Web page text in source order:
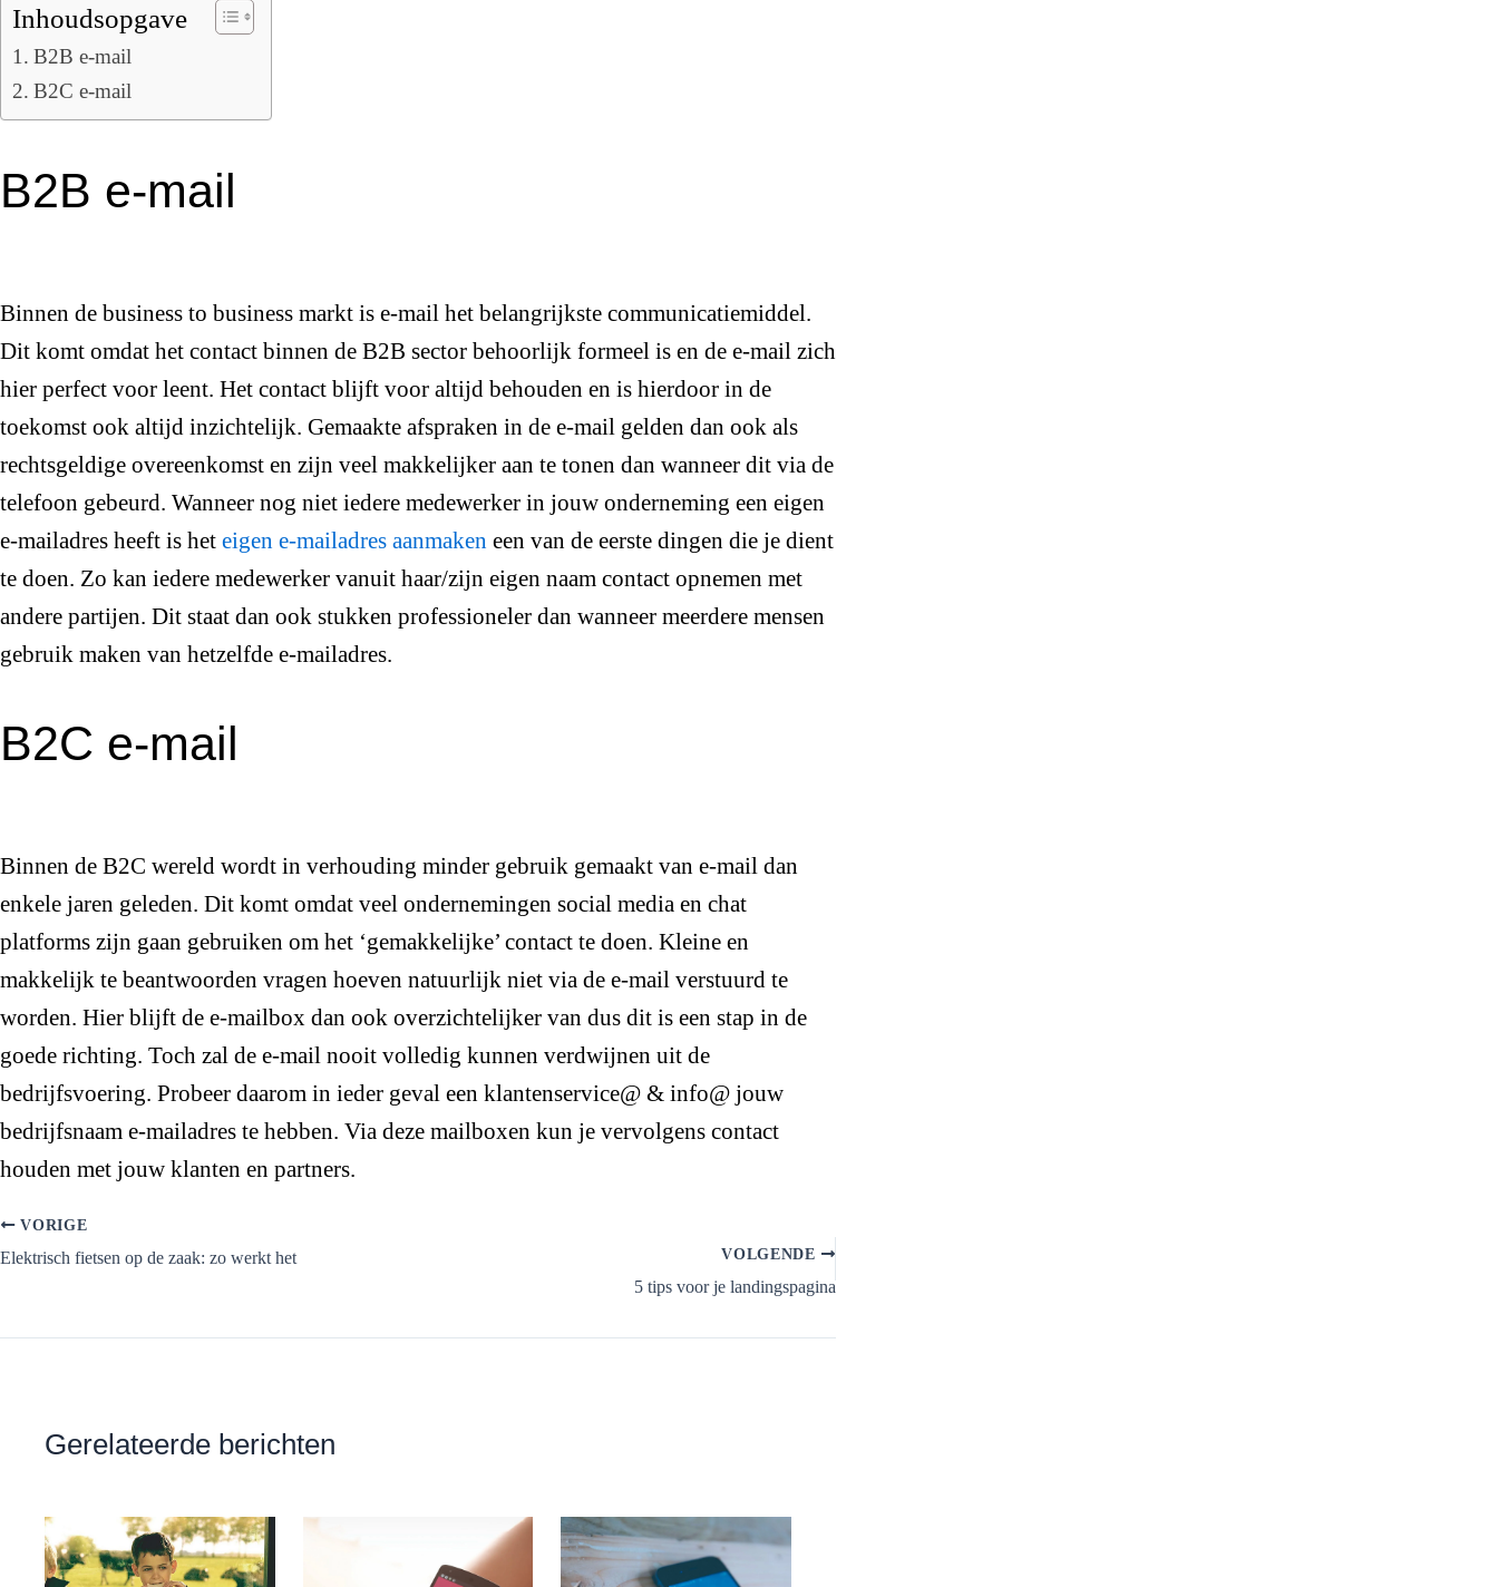
Inhoudsopgave
B2B e-mail
B2C e-mail
B2B e-mail
Binnen de business to business markt is e-mail het belangrijkste communicatiemiddel.
Dit komt omdat het contact binnen de B2B sector behoorlijk formeel is en de e-mail zich
hier perfect voor leent. Het contact blijft voor altijd behouden en is hierdoor in de
toekomst ook altijd inzichtelijk. Gemaakte afspraken in de e-mail gelden dan ook als
rechtsgeldige overeenkomst en zijn veel makkelijker aan te tonen dan wanneer dit via de
telefoon gebeurd. Wanneer nog niet iedere medewerker in jouw onderneming een eigen
e-mailadres heeft is het eigen e-mailadres aanmaken een van de eerste dingen die je dient
te doen. Zo kan iedere medewerker vanuit haar/zijn eigen naam contact opnemen met
andere partijen. Dit staat dan ook stukken professioneler dan wanneer meerdere mensen
gebruik maken van hetzelfde e-mailadres.
B2C e-mail
Binnen de B2C wereld wordt in verhouding minder gebruik gemaakt van e-mail dan
enkele jaren geleden. Dit komt omdat veel ondernemingen social media en chat
platforms zijn gaan gebruiken om het ‘gemakkelijke’ contact te doen. Kleine en
makkelijk te beantwoorden vragen hoeven natuurlijk niet via de e-mail verstuurd te
worden. Hier blijft de e-mailbox dan ook overzichtelijker van dus dit is een stap in de
goede richting. Toch zal de e-mail nooit volledig kunnen verdwijnen uit de
bedrijfsvoering. Probeer daarom in ieder geval een klantenservice@ & info@ jouw
bedrijfsnaam e-mailadres te hebben. Via deze mailboxen kun je vervolgens contact
houden met jouw klanten en partners.
VORIGE
Elektrisch fietsen op de zaak: zo werkt het VOLGENDE
5 tips voor je landingspagina
Gerelateerde berichten